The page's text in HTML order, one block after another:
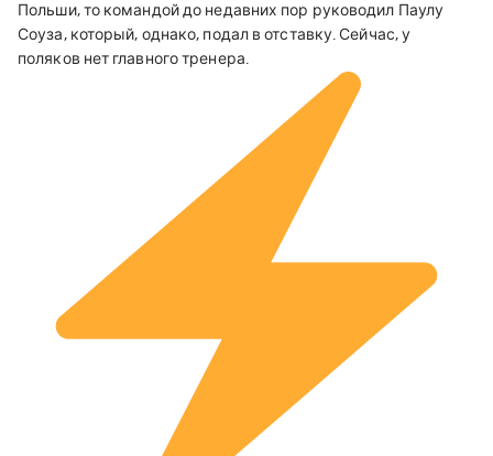
Польши, то командой до недавних пор руководил Паулу
Соуза, который, однако, подал в отставку. Сейчас, у
поляков нет главного тренера.